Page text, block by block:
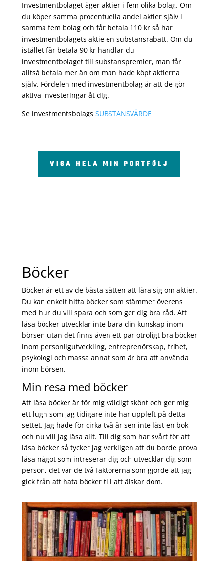
Investmentbolaget äger aktier i fem olika bolag. Om
du köper samma procentuella andel aktier själv i
samma fem bolag och får betala 110 kr så har
investmentbolagets aktie en substansrabatt. Om du
istället får betala 90 kr handlar du
investmentbolaget till substanspremier, man får
alltså betala mer än om man hade köpt aktierna
själv. Fördelen med investmentbolag är att de gör
aktiva investeringar åt dig.
Se investmentsbolags SUBSTANSVÄRDE
VISA HELA MIN PORTFÖLJ
Böcker
Böcker är ett av de bästa sätten att lära sig om aktier.
Du kan enkelt hitta böcker som stämmer överens
med hur du vill spara och som ger dig bra råd. Att
läsa böcker utvecklar inte bara din kunskap inom
börsen utan det finns även ett par otroligt bra böcker
inom personligutveckling, entreprenörskap, frihet,
psykologi och massa annat som är bra att använda
inom börsen.
Min resa med böcker
Att läsa böcker är för mig väldigt skönt och ger mig
ett lugn som jag tidigare inte har uppleft på detta
settet. Jag hade för cirka två år sen inte läst en bok
och nu vill jag läsa allt. Till dig som har svårt för att
läsa böcker så tycker jag verkligen att du borde prova
läsa något som intreserar dig och utvecklar dig som
person, det var de två faktorerna som gjorde att jag
gick från att hata böcker till att älskar dom.